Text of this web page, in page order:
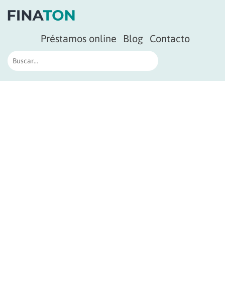
Préstamos online Blog Contacto